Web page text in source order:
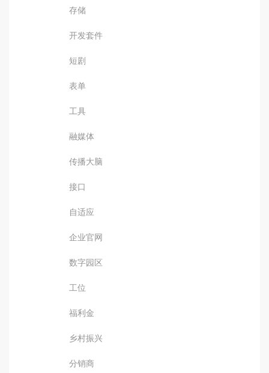
存储
开发套件
短剧
表单
工具
融媒体
传播大脑
接口
自适应
企业官网
数字园区
工位
福利金
乡村振兴
分销商